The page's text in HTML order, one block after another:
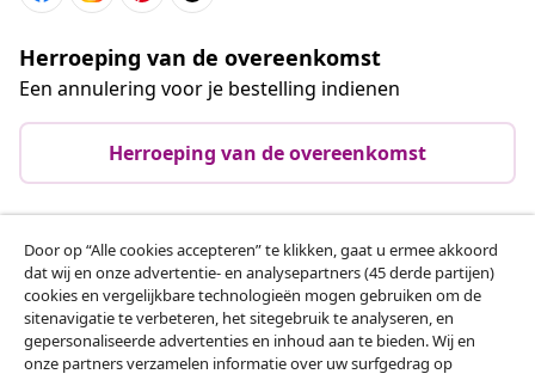
Herroeping van de overeenkomst
Een annulering voor je bestelling indienen
Herroeping van de overeenkomst
Klantenservice
Zakelijk
Door op “Alle cookies accepteren” te klikken, gaat u ermee akkoord
dat wij en onze advertentie- en analysepartners (45 derde partijen)
cookies en vergelijkbare technologieën mogen gebruiken om de
sitenavigatie te verbeteren, het sitegebruik te analyseren, en
gepersonaliseerde advertenties en inhoud aan te bieden. Wij en
onze partners verzamelen informatie over uw surfgedrag op